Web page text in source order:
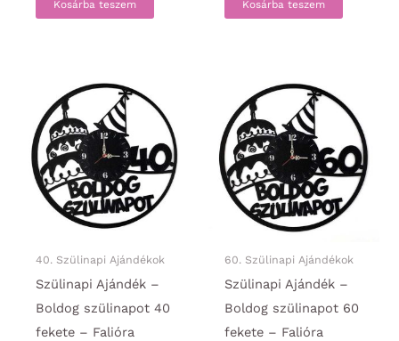
Kosárba teszem Kosárba teszem
40. Szülinapi Ajándékok
Szülinapi Ajándék –
Boldog szülinapot 40
fekete – Falióra
60. Szülinapi Ajándékok
Szülinapi Ajándék –
Boldog szülinapot 60
fekete – Falióra